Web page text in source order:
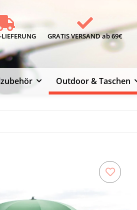
LIEFERUNG GRATIS VERSAND ab 69€
Outdoor & Taschen